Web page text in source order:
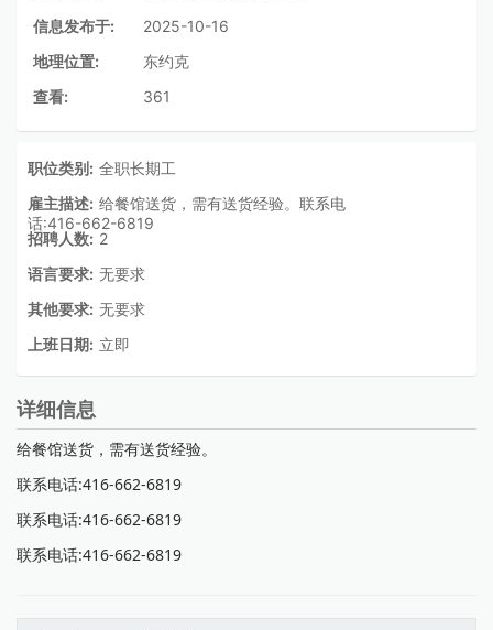
信息发布于:
2025-10-16
地理位置:
东约克
查看:
361
职位类别: 全职长期工
雇主描述: 给餐馆送货，需有送货经验。联系电
话:416-662-6819
招聘人数: 2
语言要求: 无要求
其他要求: 无要求
上班日期: 立即
详细信息
给餐馆送货，需有送货经验。
联系电话:416-662-6819
联系电话:416-662-6819
联系电话:416-662-6819